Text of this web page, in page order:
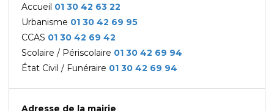
Accueil 01 30 42 63 22
Urbanisme 01 30 42 69 95
CCAS 01 30 42 69 42
Scolaire / Périscolaire 01 30 42 69 94
État Civil / Funéraire 01 30 42 69 94
Adresse de la mairie